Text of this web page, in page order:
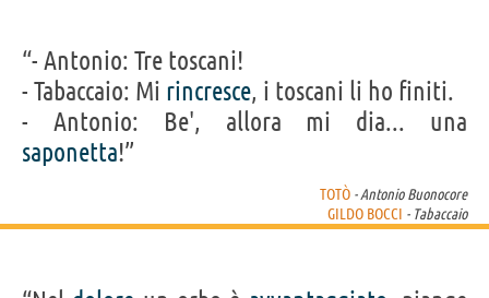
“- Antonio: Tre toscani!
- Tabaccaio: Mi rincresce, i toscani li ho finiti.
- Antonio: Be', allora mi dia... una
saponetta!”
TOTÒ - Antonio Buonocore
GILDO BOCCI - Tabaccaio